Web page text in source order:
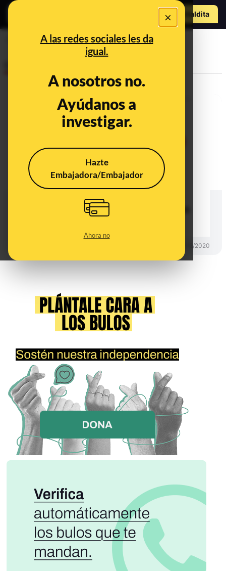
×
A las redes sociales les da
igual.
A nosotros no.
Ayúdanos a
investigar.
Hazte
Embajadora/Embajador
Ahora no
Hazte Maldita
No, el Índice Nacional de
Defunciones no ha contabilizado
menos muertos y muertes que en
01/12/2020